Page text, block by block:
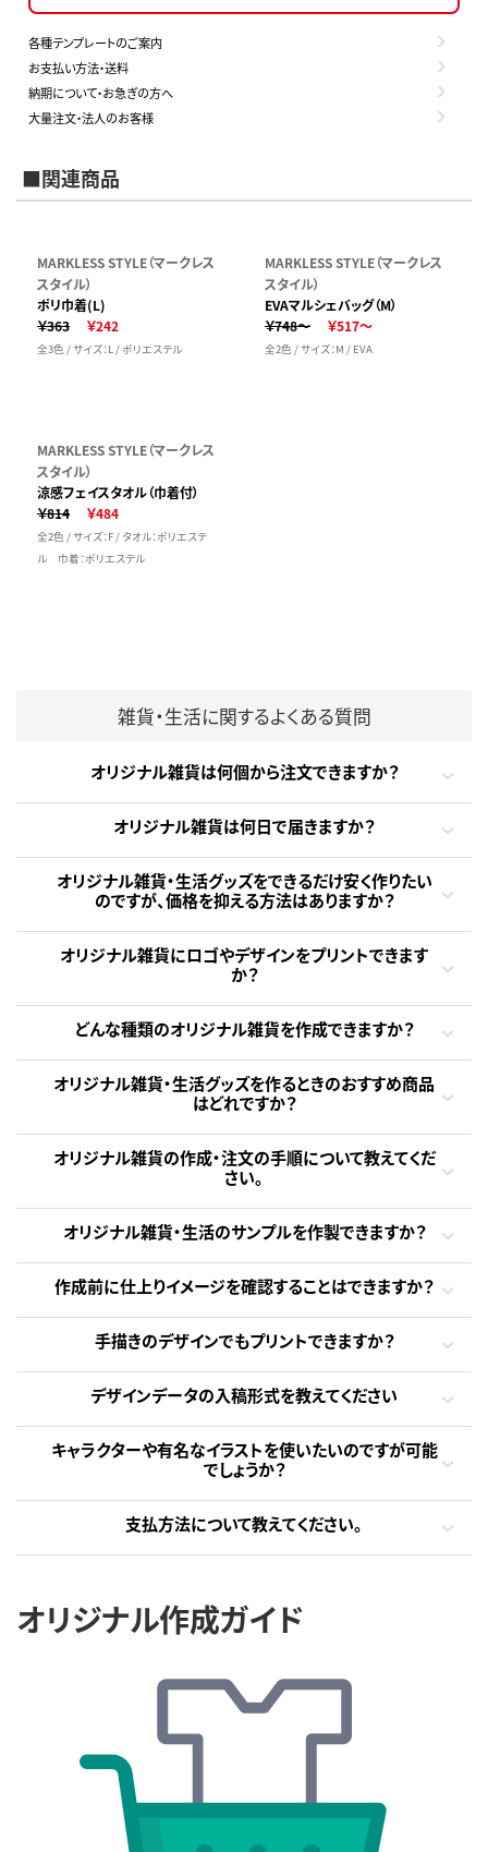
各種テンプレートのご案内
お支払い方法・送料
納期について・お急ぎの方へ
大量注文・法人のお客様
■関連商品
MARKLESS STYLE（マークレス
スタイル）
ポリ巾着(L)
￥363
￥242
全3色 / サイズ：L / ポリエステル
MARKLESS STYLE（マークレス
スタイル）
EVAマルシェバッグ（M）
￥748～
￥517～
全2色 / サイズ：M / EVA
MARKLESS STYLE（マークレス
スタイル）
涼感フェイスタオル（巾着付）
￥814
￥484
全2色 / サイズ：F / タオル：ポリエステ
ル 巾着：ポリエステル
雑貨・生活に関するよくある質問
オリジナル雑貨は何個から注文できますか？
オリジナル雑貨は何日で届きますか？
オリジナル雑貨・生活グッズをできるだけ安く作りたい
のですが、価格を抑える方法はありますか？
オリジナル雑貨にロゴやデザインをプリントできます
か？
どんな種類のオリジナル雑貨を作成できますか？
オリジナル雑貨・生活グッズを作るときのおすすめ商品
はどれですか？
オリジナル雑貨の作成・注文の手順について教えてくだ
さい。
オリジナル雑貨・生活のサンプルを作製できますか？
作成前に仕上りイメージを確認することはできますか？
手描きのデザインでもプリントできますか？
デザインデータの入稿形式を教えてください
キャラクターや有名なイラストを使いたいのですが可能
でしょうか？
支払方法について教えてください。
オリジナル作成ガイド